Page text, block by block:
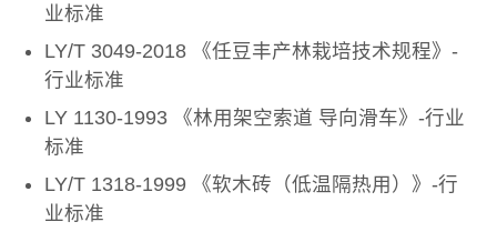
业标准
LY/T 3049-2018 《任豆丰产林栽培技术规程》-
行业标准
LY 1130-1993 《林用架空索道 导向滑车》-行业
标准
LY/T 1318-1999 《软木砖（低温隔热用）》-行
业标准